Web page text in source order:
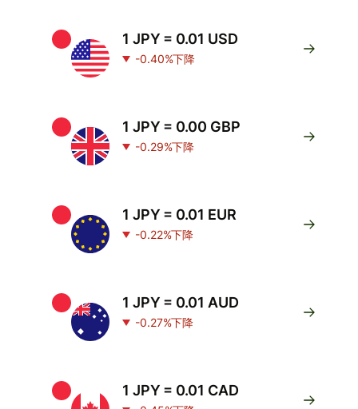
1 JPY = 0.01 USD
-0.40%下降
1 JPY = 0.00 GBP
-0.29%下降
1 JPY = 0.01 EUR
-0.22%下降
1 JPY = 0.01 AUD
-0.27%下降
1 JPY = 0.01 CAD